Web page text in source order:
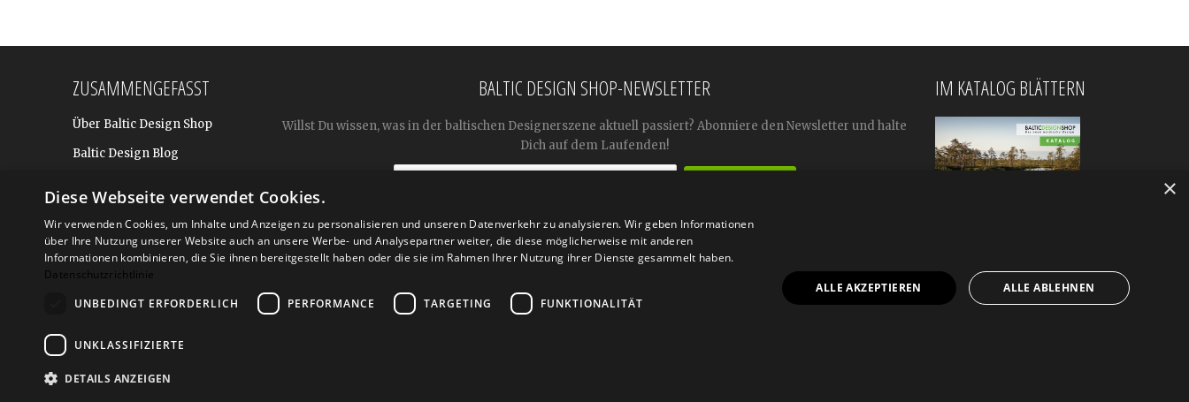
ZUSAMMENGEFASST
Über Baltic Design Shop
Baltic Design Blog
Für BtoB: Design Geschenke
Shop
BALTIC DESIGN SHOP-NEWSLETTER
Willst Du wissen, was in der baltischen Designerszene aktuell passiert? Abonniere den Newsletter und halte
Dich auf dem Laufenden!

IM KATALOG BLÄTTERN
×
Diese Webseite verwendet Cookies.
Wir verwenden Cookies, um Inhalte und Anzeigen zu personalisieren und unseren Datenverkehr zu analysieren. Wir geben Informationen
über Ihre Nutzung unserer Website auch an unsere Werbe- und Analysepartner weiter, die diese möglicherweise mit anderen
Informationen kombinieren, die Sie ihnen bereitgestellt haben oder die sie im Rahmen Ihrer Nutzung ihrer Dienste gesammelt haben.
Datenschutzrichtlinie
UNBEDINGT ERFORDERLICH
PERFORMANCE TARGETING FUNKTIONALITÄT
UNKLASSIFIZIERTE
DETAILS ANZEIGEN
ALLE AKZEPTIEREN ALLE ABLEHNEN